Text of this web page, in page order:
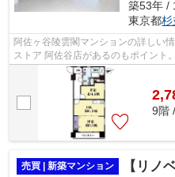
築53年 /
東京都杉
阿佐ヶ谷陵雲閣マンションの詳しい
ストア 阿佐谷店があるのもポイント
環境のマンションです。周辺環境も良
9階
売買 | 新築マンション 【リノ